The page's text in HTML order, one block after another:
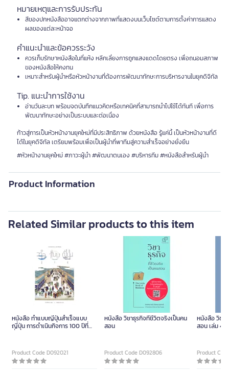
หมายเหตุและการรับประกัน
สีของปกหนังสืออาจแตกต่างจากภาพที่แสดงบนเว็บไซต์ตามการตั้งค่าการแสดง
ผลของแต่ละหน้าจอ
คำแนะนำและข้อควรระวัง
ควรเก็บรักษาหนังสือในที่แห้ง หลีกเลี่ยงการถูกแสงแดดโดยตรง เพื่อถนอมสภาพ
ของหนังสือให้คงทน
เหมาะสำหรับผู้นำหรือหัวหน้างานที่ต้องการพัฒนาทักษะการบริหารงานในยุคดิจิทัล
Tip. แนะนำการใช้งาน
อ่านวันละบท พร้อมจดบันทึกแนวคิดหรือเทคนิคที่สามารถนำไปใช้ได้ทันที เพื่อการ
พัฒนาทักษะอย่างเป็นระบบและต่อเนื่อง
ก้าวสู่การเป็นหัวหน้างานยุคใหม่ที่มีประสิทธิภาพ ด้วยหนังสือ รู้แค่นี้ เป็นหัวหน้างานที่ดี
ได้ในยุคดิจิทัล เตรียมพร้อมเพื่อเป็นผู้นำที่พาทีมสู่ความสำเร็จอย่างยั่งยืน
#หัวหน้างานยุคใหม่ #ภาวะผู้นำ #พัฒนาตนเอง #บริหารทีม #หนังสือสำหรับผู้นำ
Product Information
Related Similar products to this item
หนังสือ ทำแบบญี่ปุ่นสำเร็จแบบ
ญี่ปุ่น การดำเนินกิจการ 100 ปีที่
Product Code D092021
หนังสือ วิชาธุรกิจที่ชีวิตจริงเป็นคน
สอน
Product Code D092806
หนังสือ วิชา
สอน เล่ม 4
Product